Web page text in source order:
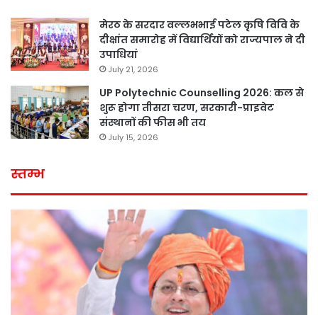
मेरठ के सरदार वल्लभभाई पटेल कृषि विवि के
दीक्षांत समारोह में विद्यार्थियों को राज्यपाल ने दी
उपाधियां
July 21, 2026
UP Polytechnic Counselling 2026: कल से
शुरू होगा तीसरा चरण, सरकारी-प्राइवेट
संस्थानों की फीस भी तय
July 15, 2026
स्तम्भ